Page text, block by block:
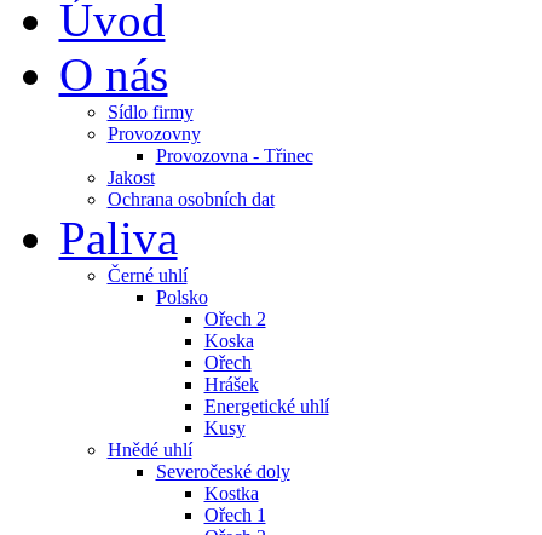
Úvod
O nás
Sídlo firmy
Provozovny
Provozovna - Třinec
Jakost
Ochrana osobních dat
Paliva
Černé uhlí
Polsko
Ořech 2
Koska
Ořech
Hrášek
Energetické uhlí
Kusy
Hnědé uhlí
Severočeské doly
Kostka
Ořech 1